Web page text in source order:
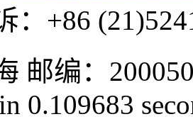
：+86
邮编：
0.109683